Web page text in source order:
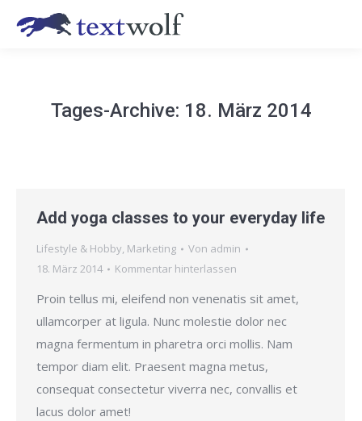
Tages-Archive: 18. März 2014
Add yoga classes to your everyday life
Lifestyle & Hobby, Marketing Von admin
18. März 2014
Kommentar hinterlassen
Proin tellus mi, eleifend non venenatis sit amet,
ullamcorper at ligula. Nunc molestie dolor nec
magna fermentum in pharetra orci mollis. Nam
tempor diam elit. Praesent magna metus,
consequat consectetur viverra nec, convallis et
lacus dolor amet!